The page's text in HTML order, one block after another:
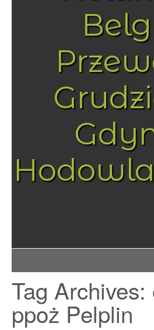
PRZYKŁADOWA STRONA
STRONA GŁÓWNA
Tag Archives:
ppoż Pelplin